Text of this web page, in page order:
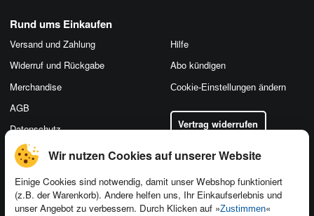
Wir nutzen Cookies auf unserer Website
Einige Cookies sind notwendig, damit unser Webshop funktioniert
(z.B. der Warenkorb). Andere helfen uns, Ihr Einkaufserlebnis und
unser Angebot zu verbessern. Durch Klicken auf »Zustimmen«
Kontakt
Rund ums Einkaufen
Versand und Zahlung
Widerruf und Rückgabe
Merchandise
AGB
Datenschutz
Hilfe
Abo kündigen
Cookie-Einstellungen ändern
Vertrag widerrufen